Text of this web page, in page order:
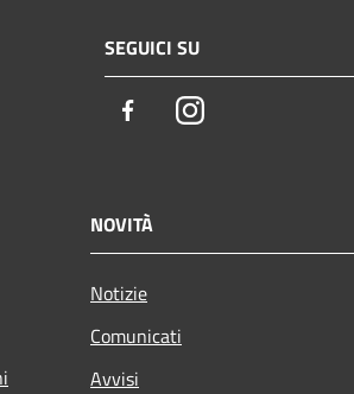
SEGUICI SU
FacebookInstagram
NOVITÀ
Notizie
Comunicati
Avvisi